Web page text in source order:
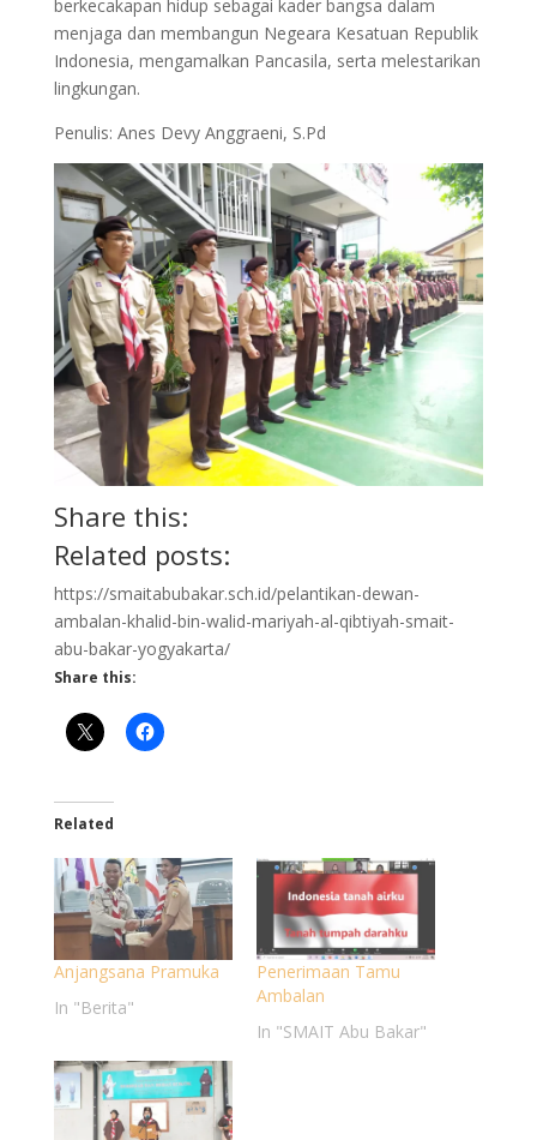
berkecakapan hidup sebagai kader bangsa dalam
menjaga dan membangun Negeara Kesatuan Republik
Indonesia, mengamalkan Pancasila, serta melestarikan
lingkungan.
Penulis: Anes Devy Anggraeni, S.Pd
Share this:
Related posts:
https://smaitabubakar.sch.id/pelantikan-dewan-
ambalan-khalid-bin-walid-mariyah-al-qibtiyah-smait-
abu-bakar-yogyakarta/
Share this:
Related
Anjangsana Pramuka
In "Berita"
Penerimaan Tamu
Ambalan
In "SMAIT Abu Bakar"